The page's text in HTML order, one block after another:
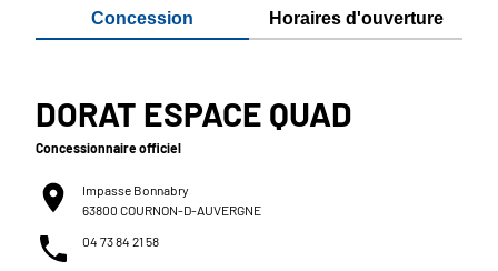
Concession Horaires d'ouverture
DORAT ESPACE QUAD
Concessionnaire officiel
Impasse Bonnabry
63800 COURNON-D-AUVERGNE
04 73 84 21 58